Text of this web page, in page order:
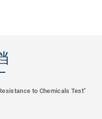
to Chemicals Test"